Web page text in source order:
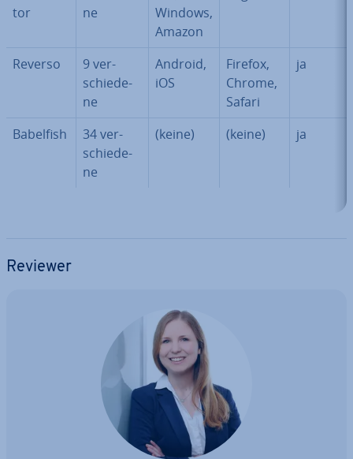
tor
ne
Windows,
Amazon
Reverso
9 ver­
schie­de­
ne
Android,
iOS
Firefox,
Chrome,
Safari
ja
Babelfish
34 ver­
schie­de­
ne
(keine) (keine) ja
Reviewer